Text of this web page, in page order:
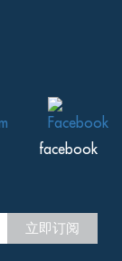
facebook
立即订阅